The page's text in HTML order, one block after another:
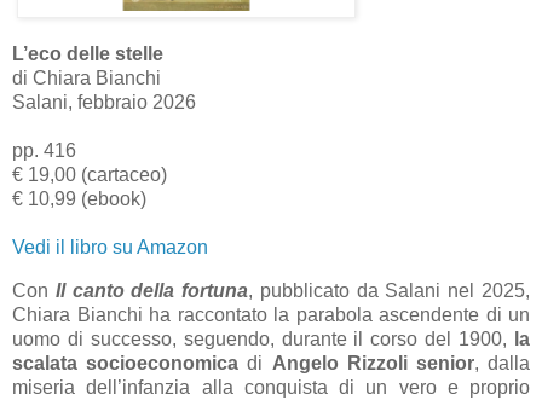
L’eco delle stelle
di Chiara Bianchi
Salani, febbraio 2026
pp. 416
€ 19,00 (cartaceo)
€ 10,99 (ebook)
Vedi il libro su Amazon
Con Il canto della fortuna, pubblicato da Salani nel 2025,
Chiara Bianchi ha raccontato la parabola ascendente di un
uomo di successo, seguendo, durante il corso del 1900,
la
scalata socioeconomica di Angelo Rizzoli senior, dalla
miseria dell’infanzia alla conquista di un vero e proprio